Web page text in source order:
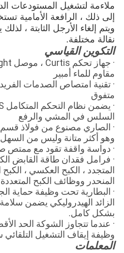
ملاءمة لتشغيل المستودعات
إلى ذلك ، الرافعة الأمامية
ويتم إلغاء الأرجل الثابتة ،
نقالة مختلفة.
التكوين القياسي
مقاوم للماء أمبير
· تقنية امتصاص الصدمات
متفوق
السلس في المشي والرفع
· الصاري مصنوع من فولاذ
وهو أكثر متانة وليس من
· دواسة واقفة تقود مع ممتص
· فرامل فقدان طاقة القابض
المتجدد ، الكبح العكسي ،
المنحدر ووظائف الكبح
· البطارية تحت وظيفة حماية
الزائد الهيدروليكي يضمن
بشكل كامل.
· عندما تتجاوز الشوكة الحد
وظيفة إيقاف التشغيل
المعلمات